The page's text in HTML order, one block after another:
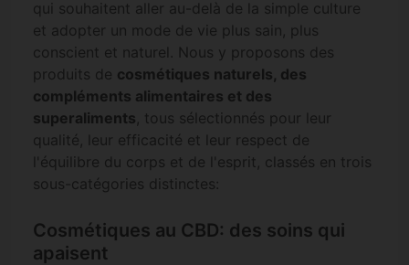
qui souhaitent aller au-delà de la simple culture
et adopter un mode de vie plus sain, plus
conscient et naturel. Nous y proposons des
produits de cosmétiques naturels, des
compléments alimentaires et des
superaliments, tous sélectionnés pour leur
qualité, leur efficacité et leur respect de
l'équilibre du corps et de l'esprit, classés en trois
sous-catégories distinctes:
Cosmétiques au CBD: des soins qui
apaisent